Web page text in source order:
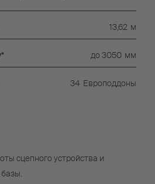
13,62 м
до 3050 мм
34 Европоддоны
сцепного устройства и